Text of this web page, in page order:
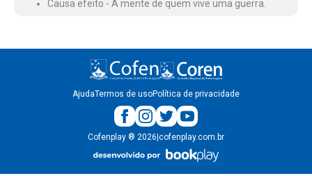
Causa efeito - A mente de quem vive uma guerra.
AjudaTermos de usoPolítica de privacidade
Cofenplay ® 2026 cofenplay.com.br